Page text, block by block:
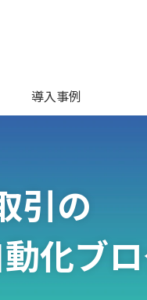
導入事例
引の
化ブ